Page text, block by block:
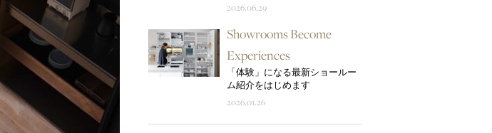
2026.06.29
Showrooms Become
Experiences
「体験」になる最新ショールー
ム紹介をはじめます
2026.01.26